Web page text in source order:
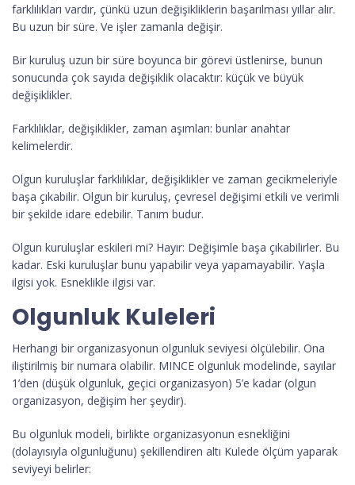
farklılıkları vardır, çünkü uzun değişikliklerin başarılması yıllar alır.
Bu uzun bir süre. Ve işler zamanla değişir.
Bir kuruluş uzun bir süre boyunca bir görevi üstlenirse, bunun
sonucunda çok sayıda değişiklik olacaktır: küçük ve büyük
değişiklikler.
Farklılıklar, değişiklikler, zaman aşımları: bunlar anahtar
kelimelerdir.
Olgun kuruluşlar farklılıklar, değişiklikler ve zaman gecikmeleriyle
başa çıkabilir. Olgun bir kuruluş, çevresel değişimi etkili ve verimli
bir şekilde idare edebilir. Tanım budur.
Olgun kuruluşlar eskileri mi? Hayır: Değişimle başa çıkabilirler. Bu
kadar. Eski kuruluşlar bunu yapabilir veya yapamayabilir. Yaşla
ilgisi yok. Esneklikle ilgisi var.
Olgunluk Kuleleri
Herhangi bir organizasyonun olgunluk seviyesi ölçülebilir. Ona
iliştirilmiş bir numara olabilir. MINCE olgunluk modelinde, sayılar
1’den (düşük olgunluk, geçici organizasyon) 5’e kadar (olgun
organizasyon, değişim her şeydir).
Bu olgunluk modeli, birlikte organizasyonun esnekliğini
(dolayısıyla olgunluğunu) şekillendiren altı Kulede ölçüm yaparak
seviyeyi belirler: